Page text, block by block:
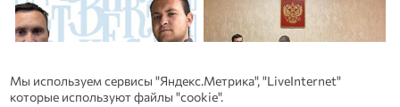
Мы используем сервисы "Яндекс.Метрика", "LiveInternet"
которые используют файлы "cookie".